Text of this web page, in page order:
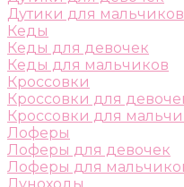
Дутики для мальчиков
Кеды
Кеды для девочек
Кеды для мальчиков
Кроссовки
Кроссовки для
Кроссовки для
Лоферы
Лоферы для девочек
Лоферы для